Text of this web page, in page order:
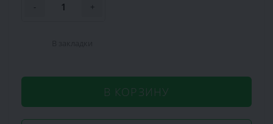
- +
В КОРЗИНУ